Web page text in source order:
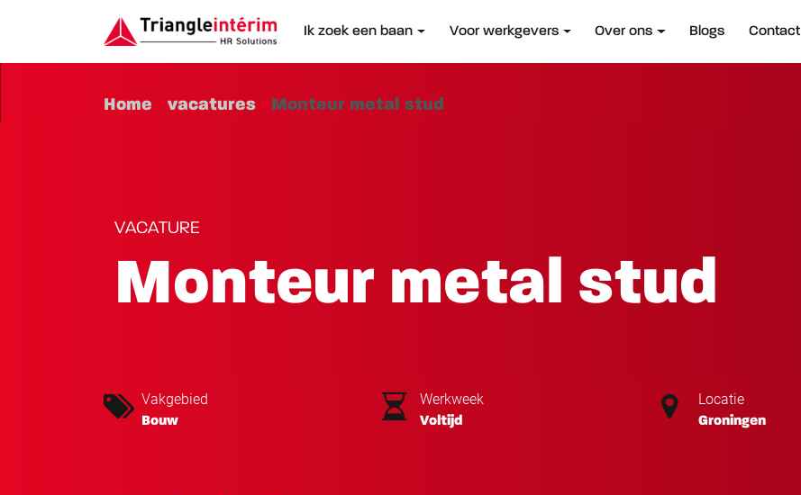
Ik zoek een baan Voor werkgevers Over ons Blogs Contact
Home vacatures Monteur metal stud
VACATURE
Monteur metal stud
Vakgebied
Bouw
Werkweek
Voltijd
Locatie
Groningen